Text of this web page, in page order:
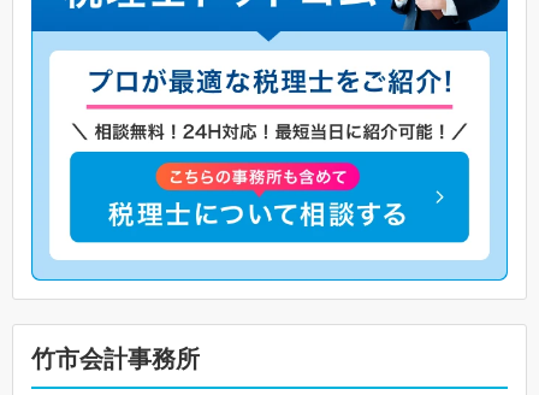
竹市会計事務所